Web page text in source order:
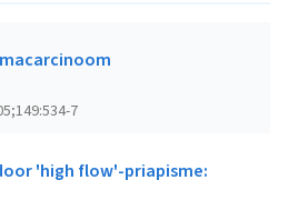
7
'high flow'-priapisme: